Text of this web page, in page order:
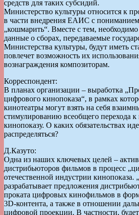
средств для таких субсидий.
Министерство культуры относится к
в части внедрения ЕАИС с
„кошмарить“. Вместе с тем,
данные о сборах, передаваемые
Министерства культуры, будут иметь
повлечет возможность их
вознаграждения композиторам.
Корреспондент:
В планах организации – выработка
цифрового кинопоказа“, в рамках
кинотеатры могут взять на себя
стимулированию всеобщего перехода
кинопоказу. О каких обязательствах
распределяться?
Д.Казуто:
Одна из наших ключевых целей –
дистрибьюторов фильмов в процесс
отечественной индустрии кинопоказа.
разрабатывает предложения
проката цифровых кинофильмов в
3D-контента, а также в отношении
цифровой проекции. В частности,